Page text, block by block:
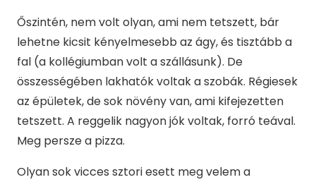
Őszintén, nem volt olyan, ami nem tetszett, bár
lehetne kicsit kényelmesebb az ágy, és tisztább a
fal (a kollégiumban volt a szállásunk). De
összességében lakhatók voltak a szobák. Régiesek
az épületek, de sok növény van, ami kifejezetten
tetszett. A reggelik nagyon jók voltak, forró teával.
Meg persze a pizza.
Olyan sok vicces sztori esett meg velem a